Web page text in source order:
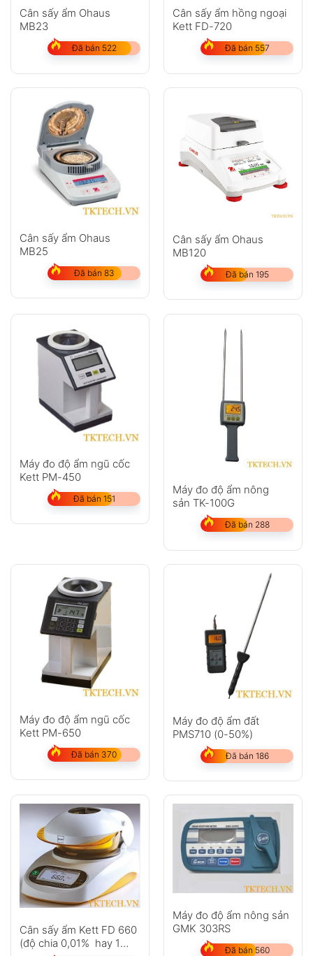
Cân sấy ẩm Ohaus
MB23
Đã bán 522
Cân sấy ẩm hồng ngoại
Kett FD-720
Đã bán 557
Cân sấy ẩm Ohaus
MB25
Đã bán 83
Cân sấy ẩm Ohaus
MB120
Đã bán 195
Máy đo độ ẩm ngũ cốc
Kett PM-450
Đã bán 151
Máy đo độ ẩm nông
sản TK-100G
Đã bán 288
Máy đo độ ẩm ngũ cốc
Kett PM-650
Đã bán 370
Máy đo độ ẩm đất
PMS710 (0-50%)
Đã bán 186
Cân sấy ẩm Kett FD 660
(độ chia 0,01% hay 1
Máy đo độ ẩm nông sản
GMK 303RS
Đã bán 560